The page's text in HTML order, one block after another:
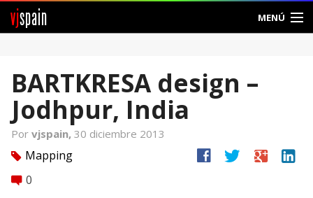
vjspain MENÚ
Foros
Noticias
Vjspain
Ayuda
BARTKRESA design –
Jodhpur, India
Por vjspain, 30 diciembre 2013
tag Mapping
comment 0
facebook twitter google linkedin